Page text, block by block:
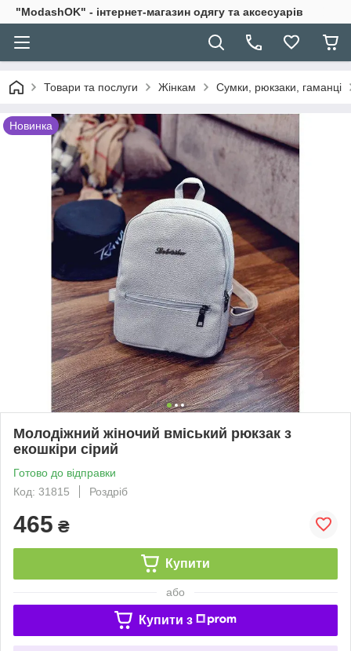
"ModashOK" - інтернет-магазин одягу та аксесуарів
Товари та послуги Жінкам Сумки, рюкзаки, гаманці
Новинка
Молодіжний жіночий вміський рюкзак з
екошкіри сірий
Готово до відправки
Код: 31815
Роздріб
465 ₴
Купити
або
Купити з